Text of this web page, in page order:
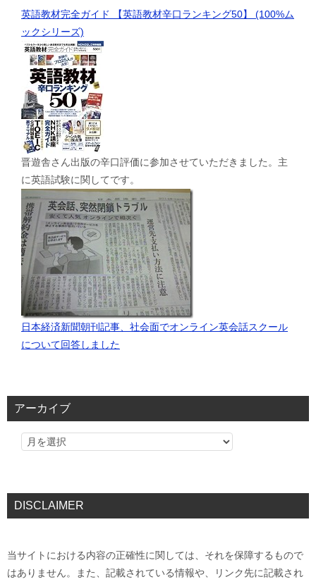
英語教材完全ガイド 【英語教材辛口ランキング50】 (100%ム
ックシリーズ)
晋遊舎さん出版の辛口評価に参加させていただきました。主
に英語試験に関してです。
日本経済新聞朝刊記事、社会面でオンライン英会話スクール
について回答しました
アーカイブ
DISCLAIMER
当サイトにおける内容の正確性に関しては、それを保障するもので
はありません。また、記載されている情報や、リンク先に記載され